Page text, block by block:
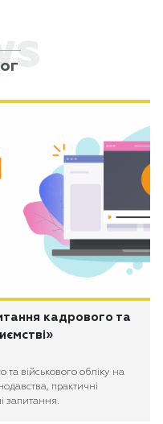
кадрового та
військового обліку на
практичні
запитання.